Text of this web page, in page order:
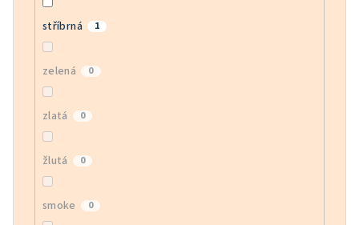
stříbrná 1
zelená 0
zlatá 0
žlutá 0
smoke 0